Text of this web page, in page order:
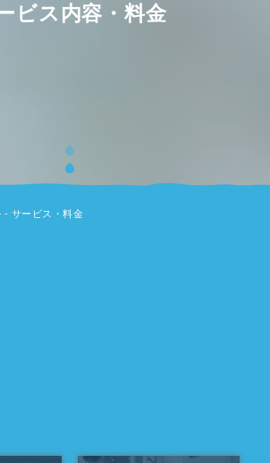
ビス内容・料金
- サービス・料金